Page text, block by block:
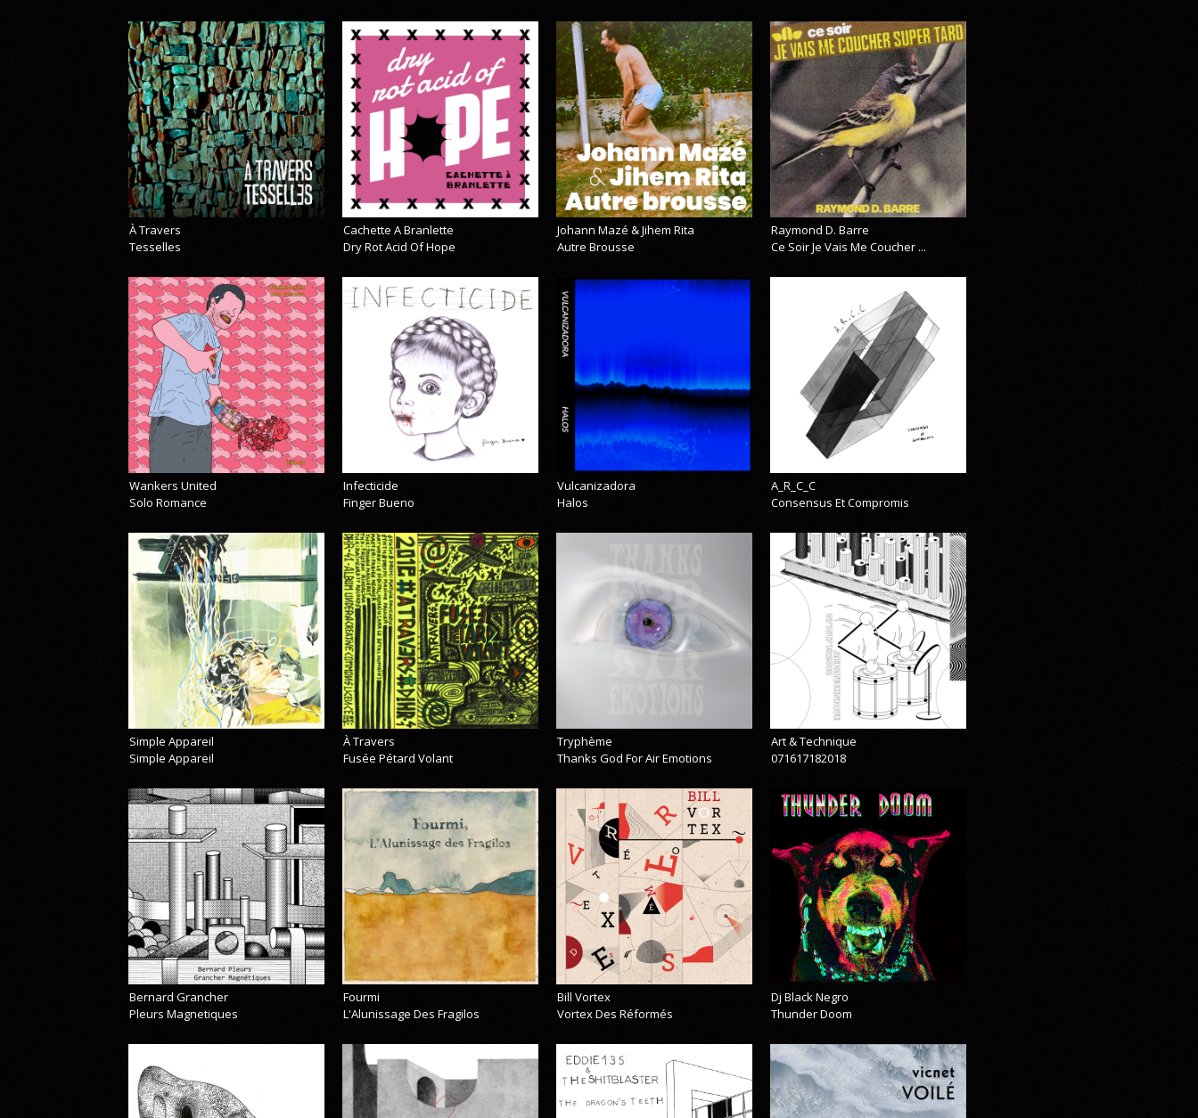
À Travers
Tesselles
Cachette A Branlette
Dry Rot Acid Of Hope
Johann Mazé & Jihem Rita
Autre Brousse
Raymond D. Barre
Ce Soir Je Vais Me Coucher ...
Wankers United
Solo Romance
Infecticide
Finger Bueno
Vulcanizadora
Halos
A_R_C_C
Consensus Et Compromis
Simple Appareil
Simple Appareil
À Travers
Fusée Pétard Volant
Tryphème
Thanks God For Air Emotions
Art & Technique
071617182018
Bernard Grancher
Pleurs Magnetiques
Fourmi
L'Alunissage Des Fragilos
Bill Vortex
Vortex Des Réformés
Dj Black Negro
Thunder Doom